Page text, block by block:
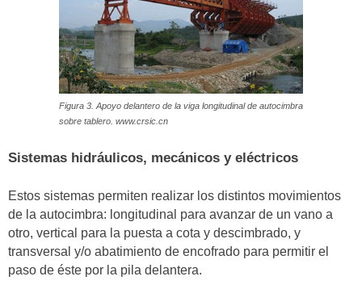
Figura 3. Apoyo delantero de la viga longitudinal de autocimbra
sobre tablero. www.crsic.cn
Sistemas hidráulicos, mecánicos y eléctricos
Estos sistemas permiten realizar los distintos movimientos
de la autocimbra: longitudinal para avanzar de un vano a
otro, vertical para la puesta a cota y descimbrado, y
transversal y/o abatimiento de encofrado para permitir el
paso de éste por la pila delantera.